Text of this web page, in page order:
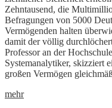
Zehntausend, die
Befragungen von 5000
Vermögenden halten
damit der völlig
Professor an der
Systemanalytiker, skizziert
großen Vermögen
mehr